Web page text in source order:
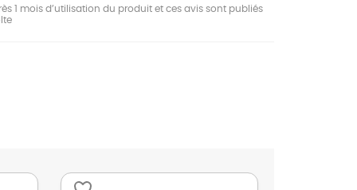
1 mois d’utilisation du produit et ces avis sont publiés